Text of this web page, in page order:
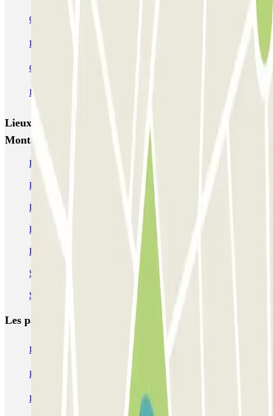
OSKO Hôtel Toulouse Aéroport
PARKME - Shuttle - Aéroport de Toulouse Blagnac
Capitole Toulouse INDIGO
INDIGO Esquirol
Lieux et événements intéressants à proximité Q-Park
Montaudran
Parking relais Toulouse
Parking Saint Michel (Toulouse) pas cher
Parking Palais de Justice Toulouse pas cher
Parking Stade Ernest Wallon Toulouse | Parclick
Parking Jean Jaurès Toulouse pas cher
Se garer près du Capitole Toulouse
Se garer près du Couvent des Jacobins
Les parkings les plus réservés
Parking Paris Parking Gare de Lyon Parking Gare Montparnasse
Parking Charles de Gaulle - Roissy Aeroport
Parking Aéroport Roland Garros La Réunion P4 Longue Durée